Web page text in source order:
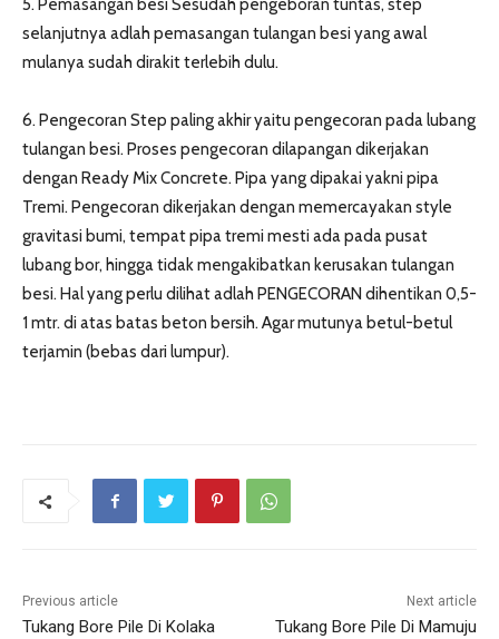
5. Pemasangan besi Sesudah pengeboran tuntas, step
selanjutnya adlah pemasangan tulangan besi yang awal
mulanya sudah dirakit terlebih dulu.
6. Pengecoran Step paling akhir yaitu pengecoran pada lubang
tulangan besi. Proses pengecoran dilapangan dikerjakan
dengan Ready Mix Concrete. Pipa yang dipakai yakni pipa
Tremi. Pengecoran dikerjakan dengan memercayakan style
gravitasi bumi, tempat pipa tremi mesti ada pada pusat
lubang bor, hingga tidak mengakibatkan kerusakan tulangan
besi. Hal yang perlu dilihat adlah PENGECORAN dihentikan 0,5-
1 mtr. di atas batas beton bersih. Agar mutunya betul-betul
terjamin (bebas dari lumpur).
Previous article
Tukang Bore Pile Di Kolaka
Next article
Tukang Bore Pile Di Mamuju